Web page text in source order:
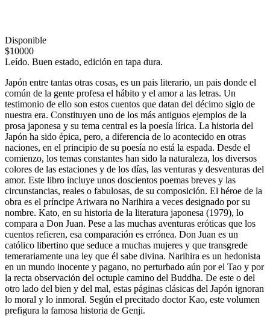
Disponible
$10000
Leído. Buen estado, edición en tapa dura.
Japón entre tantas otras cosas, es un pais literario, un pais donde el
común de la gente profesa el hábito y el amor a las letras. Un
testimonio de ello son estos cuentos que datan del décimo siglo de
nuestra era. Constituyen uno de los más antiguos ejemplos de la
prosa japonesa y su tema central es la poesía lírica. La historia del
Japón ha sido épica, pero, a diferencia de lo acontecido en otras
naciones, en el principio de su poesía no está la espada. Desde el
comienzo, los temas constantes han sido la naturaleza, los diversos
colores de las estaciones y de los días, las venturas y desventuras del
amor. Este libro incluye unos doscientos poemas breves y las
circunstancias, reales o fabulosas, de su composición. El héroe de la
obra es el príncipe Ariwara no Narihira a veces designado por su
nombre. Kato, en su historia de la literatura japonesa (1979), lo
compara a Don Juan. Pese a las muchas aventuras eróticas que los
cuentos refieren, esa comparación es errónea. Don Juan es un
católico libertino que seduce a muchas mujeres y que transgrede
temerariamente una ley que él sabe divina. Narihira es un hedonista
en un mundo inocente y pagano, no perturbado aún por el Tao y por
la recta observación del octuple camino del Buddha. De este o del
otro lado del bien y del mal, estas páginas clásicas del Japón ignoran
lo moral y lo inmoral. Según el precitado doctor Kao, este volumen
prefigura la famosa historia de Genji.